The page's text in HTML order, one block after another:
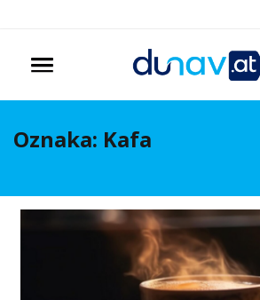
Oznaka: Kafa